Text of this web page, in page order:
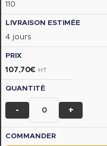
110
4 jours
107,70€ HT
- +